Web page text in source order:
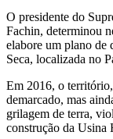
O presidente do
Fachin, determinou
elabore um plano de
Seca, localizada no
Em 2016, o
demarcado, mas
grilagem de terra,
construção da